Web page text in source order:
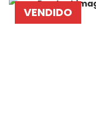
VENDIDO